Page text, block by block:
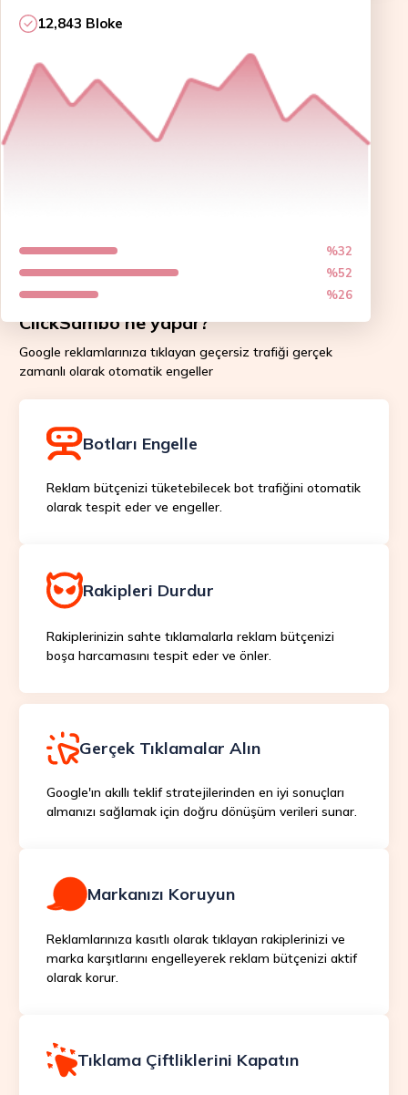
12,843 Bloke
%32
%52
%26
ClickSambo ne yapar?
Google reklamlarınıza tıklayan geçersiz trafiği gerçek
zamanlı olarak otomatik engeller
Botları Engelle
Reklam bütçenizi tüketebilecek bot trafiğini otomatik
olarak tespit eder ve engeller.
Rakipleri Durdur
Rakiplerinizin sahte tıklamalarla reklam bütçenizi
boşa harcamasını tespit eder ve önler.
Gerçek Tıklamalar Alın
Google'ın akıllı teklif stratejilerinden en iyi sonuçları
almanızı sağlamak için doğru dönüşüm verileri sunar.
Markanızı Koruyun
Reklamlarınıza kasıtlı olarak tıklayan rakiplerinizi ve
marka karşıtlarını engelleyerek reklam bütçenizi aktif
olarak korur.
Tıklama Çiftliklerini Kapatın